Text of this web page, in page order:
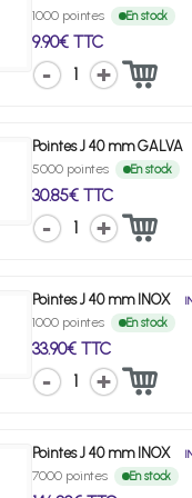
1000 pointes En stock
9.90€ TTC
1
Pointes J 40 mm GALVA
5000 pointes En stock
30.85€ TTC
1
Pointes J 40 mm INOX
1000 pointes En stock
33.90€ TTC
1
Pointes J 40 mm INOX
7000 pointes En stock